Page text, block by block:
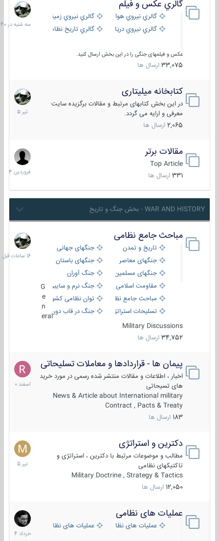
گالري عكس و فيلم
گالري نيروي هوايي
گالري نيروي زميني
گالري نيروي دريايي
گالري تاریخ نظامی
عکس و فیلمهای جنگی را در این بخش ارسال کنید.
33,075 ارسال ها
سه
شنبه
در
کتابخانه میلیتاری
در این بخش کتابهای مرتبط و مقالات برگزیده سایت
معرفی و ارایه می گردد.
2,065 ارسال ها
16
تیر
1405
مقالات برتر
Top Article
331 ارسال ها
29
فروردین
1404
WAR AND HISTORY - بخش جنگ و تاریخ
مباحث جامع نظامی
تاریخ و تمدن
جنگهای جهانی
جنگهای معاصر
جنگهای باستان
جنگهای مسلمین
جنگ آوران
مقاومت اسلامی
جنگ نرم و سایبری
مباحث جامع نظامی
توان نظامی کشورها
تسلیحات استراتژیک
جنگ در قاب دوربین
eral
Military Discussions
34,752 ارسال ها
16
ساعات
قبل
پیمان ها - قراردادها و معاملات تسلیحاتی
اخبار ، اطلاعات و مقالات منتشر شده رسمی در مورد خرید
های تسیحاتی
News & Article about International military
Contract , Pacts & Treaty
183 ارسال ها
7
اسفند
1400
دکترین و استراتژی
مطالب و موضوعات مرتبط با دکترین ، استراتژی و
تاکتیکهای نظامی
Military Doctrine , Strategy & Tactics
12,050 ارسال ها
27
تیر
1405
عملیات های نظامی
عملیات های نظامی ایرانعملیات های نظامی خارجی
5
خرداد
1404